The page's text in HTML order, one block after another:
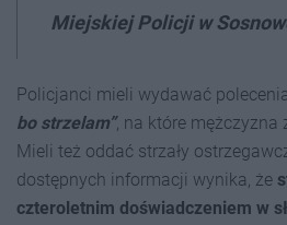
Miejskiej Policji w
Policjanci mieli wydawać polecenia
bo strzelam”, na które mężczyzna
Mieli też oddać strzały
dostępnych informacji wynika, że
czteroletnim doświadczeniem w